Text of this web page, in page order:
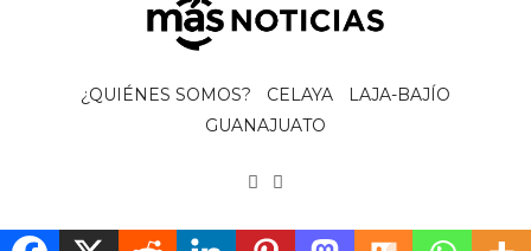
¿QUIÉNES SOMOS? CELAYA
LAJA-BAJÍO
GUANAJUATO